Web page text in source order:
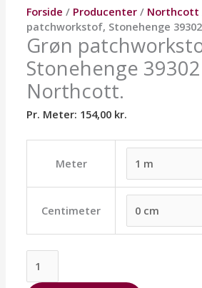
Forside / Producenter / Northcott
patchworkstof, Stonehenge
Grøn
Stonehenge
Northcott.
Pr. Meter: 154,00 kr.
Meter
Centimeter
antal
kan
vælges
varesiden
kan
vælges
varesiden
kan
vælges
varesiden